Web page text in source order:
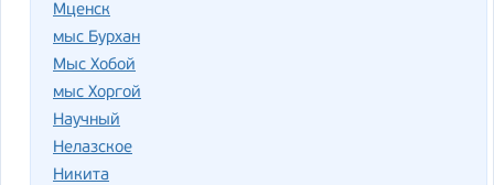
Мценск
мыс Бурхан
Мыс Хобой
мыс Хоргой
Научный
Нелазское
Никита